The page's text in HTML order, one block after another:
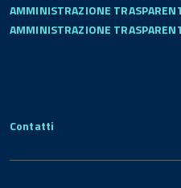
AMMINISTRAZIONE
AMMINISTRAZIONE
Contatti